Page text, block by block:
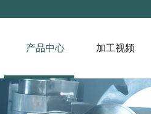
产品中心 加工视频